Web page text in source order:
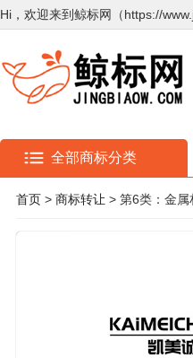
Hi，欢迎来到鲸标网（https://
全部商标分类
首页 > 商标转让 > 第6类：金属